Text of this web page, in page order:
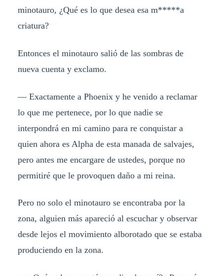
minotauro, ¿Qué es lo que desea esa m*****a
criatura?
Entonces el minotauro salió de las sombras de
nueva cuenta y exclamo.
— Exactamente a Phoenix y he venido a reclamar
lo que me pertenece, por lo que nadie se
interpondrá en mi camino para re conquistar a
quien ahora es Alpha de esta manada de salvajes,
pero antes me encargare de ustedes, porque no
permitiré que le provoquen daño a mi reina.
Pero no solo el minotauro se encontraba por la
zona, alguien más apareció al escuchar y observar
desde lejos el movimiento alborotado que se estaba
produciendo en la zona.